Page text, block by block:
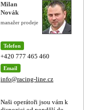
Milan
Novák
manažer prodeje
Telefon
+420 777 465 460
Email
info@racing-line.cz
Naši operátoři jsou vám k